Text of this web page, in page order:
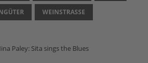
WEINSTRASSE
Paley: Sita sings the Blues